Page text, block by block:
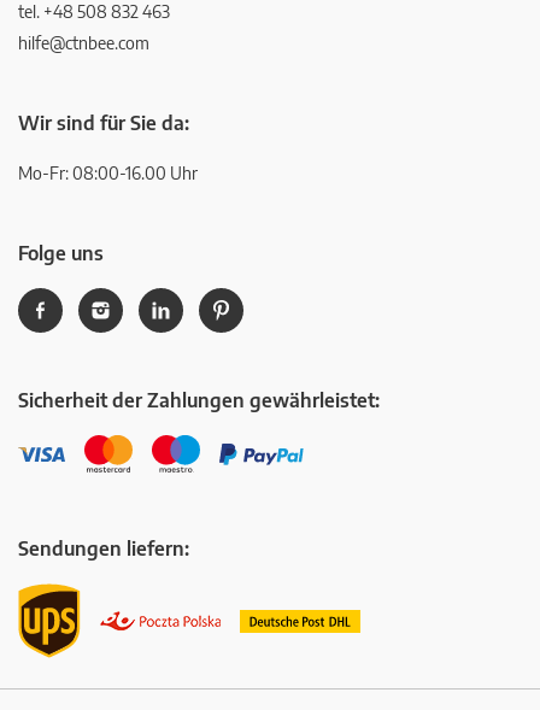
tel. +48 508 832 463
hilfe@ctnbee.com
Wir sind für Sie da:
Mo-Fr: 08:00-16.00 Uhr
Folge uns
Sicherheit der Zahlungen gewährleistet:
Sendungen liefern: